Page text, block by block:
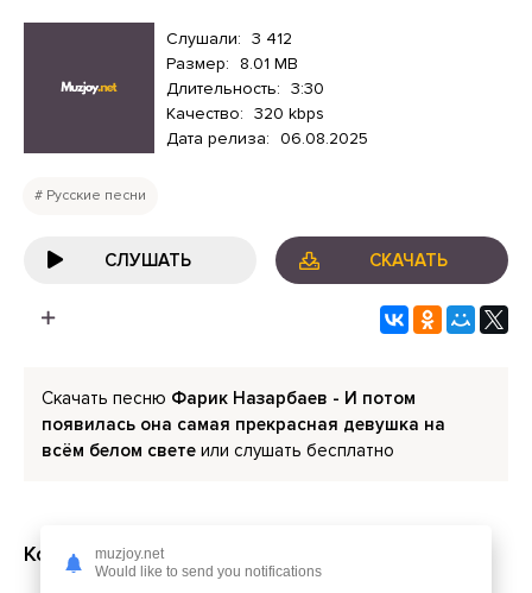
Слушали: 3 412
Размер:
8.01 MB
Длительность: 3:30
Качество: 320 kbps
Дата релиза: 06.08.2025
Русские песни
СЛУШАТЬ СКАЧАТЬ
Скачать песню Фарик Назарбаев - И потом
появилась она самая прекрасная девушка на
всём белом свете или слушать бесплатно
Короткий текст из песни
muzjoy.net
Would like to send you notifications